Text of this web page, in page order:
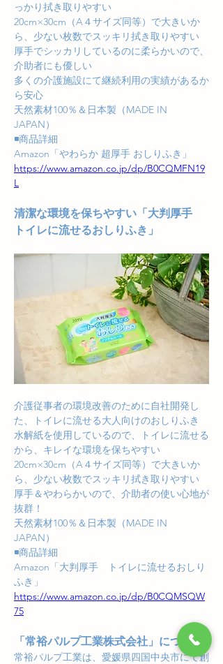
っかり拭き取りやすい
20cm×30cm（A４サイズ同等）で大きいか
ら、少ない枚数でスッキリ拭き取りやすい
厚手でシッカリしているのに柔らかいので、
介助者にも優しい
多くの介護施設にて継続利用の実績があるか
ら安心
天然素材100％＆日本製（MADE IN
JAPAN）
◾️商品詳細
Amazon「やわらか 超厚手 おしりふき」
https://www.amazon.co.jp/dp/B0CQMFN19
L
清潔な環境を保ちやすい「大判厚手
トイレに流せるおしりふき」
介護従事者の環境改善のために自社開発し
た、トイレに流せる大人向けのおしりふき
水解紙を使用しているので、トイレに流せる
から、キレイな環境を保ちやすい
20cm×30cm（A４サイズ同等）で大きいか
ら、少ない枚数でスッキリ拭き取りやすい
厚手＆やわらかいので、介助者の使い心地が
抜群！
天然素材100％＆日本製（MADE IN
JAPAN）
◾️商品詳細
Amazon「大判厚手　トイレに流せるおしり
ふき」
https://www.amazon.co.jp/dp/B0CQMSQW
75
「常裕パルプ工業株式会社」について
常裕パルプ工業は、愛媛県四国中央市にて創